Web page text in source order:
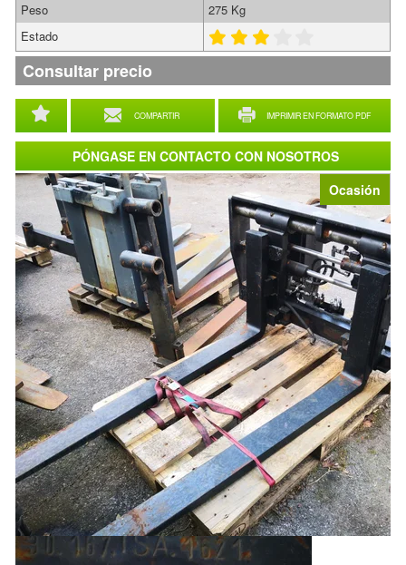
Ocasión
COMPARTIR IMPRIMIR EN FORMATO PDF
Peso
275 Kg
Estado
Consultar precio
PÓNGASE EN CONTACTO CON NOSOTROS